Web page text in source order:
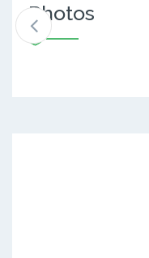
Photos